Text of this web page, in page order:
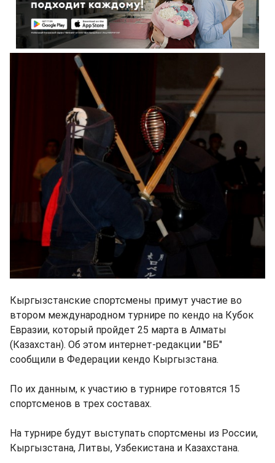
Кыргызстанские спортсмены примут участие во
втором международном турнире по кендо на Кубок
Евразии, который пройдет 25 марта в Алматы
(Казахстан). Об этом интернет-редакции "ВБ"
сообщили в Федерации кендо Кыргызстана.
По их данным, к участию в турнире готовятся 15
спортсменов в трех составах.
На турнире будут выступать спортсмены из России,
Кыргызстана, Литвы, Узбекистана и Казахстана.